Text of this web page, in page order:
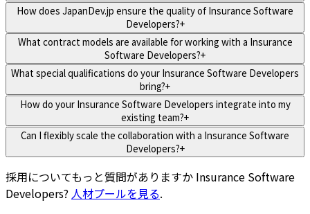
How does JapanDev.jp ensure the quality of Insurance Software
Developers?+
What contract models are available for working with a Insurance
Software Developers?+
What special qualifications do your Insurance Software Developers
bring?+
How do your Insurance Software Developers integrate into my
existing team?+
Can I flexibly scale the collaboration with a Insurance Software
Developers?+
採用についてもっと質問がありますか Insurance Software
Developers? 人材プールを見る.